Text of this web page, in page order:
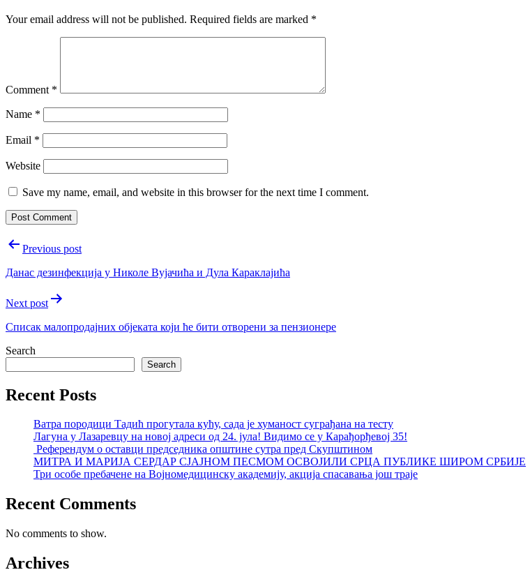
Your email address will not be published. Required fields are marked *
Comment *
Name *
Email *
Website
Save my name, email, and website in this browser for the next time I comment.
PostPrevious post
Данас дезинфекција у Николе Вујачића и Дула Караклајића
Next post
Списак малопродајних објеката који ће бити отворени за пензионере
Search
Search
Recent Posts
Ватра породици Тадић прогутала кућу, сада је хуманост суграђана на тесту
Лагуна у Лазаревцу на новој адреси од 24. јула! Видимо се у Карађорђевој 35!
Референдум о оставци председника општине сутра пред Скупштином
МИТРА И МАРИЈА СЕРДАР СЈАЈНОМ ПЕСМОМ ОСВОЈИЛИ СРЦА ПУБЛИКЕ ШИРОМ СРБИЈЕ
Три особе пребачене на Војномедицинску академију, акција спасавања још траје
Recent Comments
No comments to show.
Archives